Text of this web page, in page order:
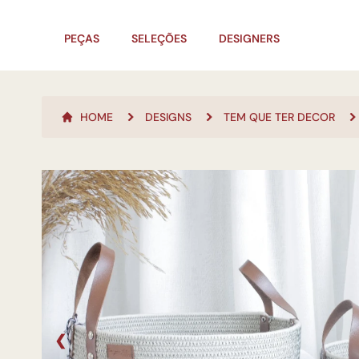
PEÇAS SELEÇÕES DESIGNERS
HOME DESIGNS TEM QUE TER DECOR
❮